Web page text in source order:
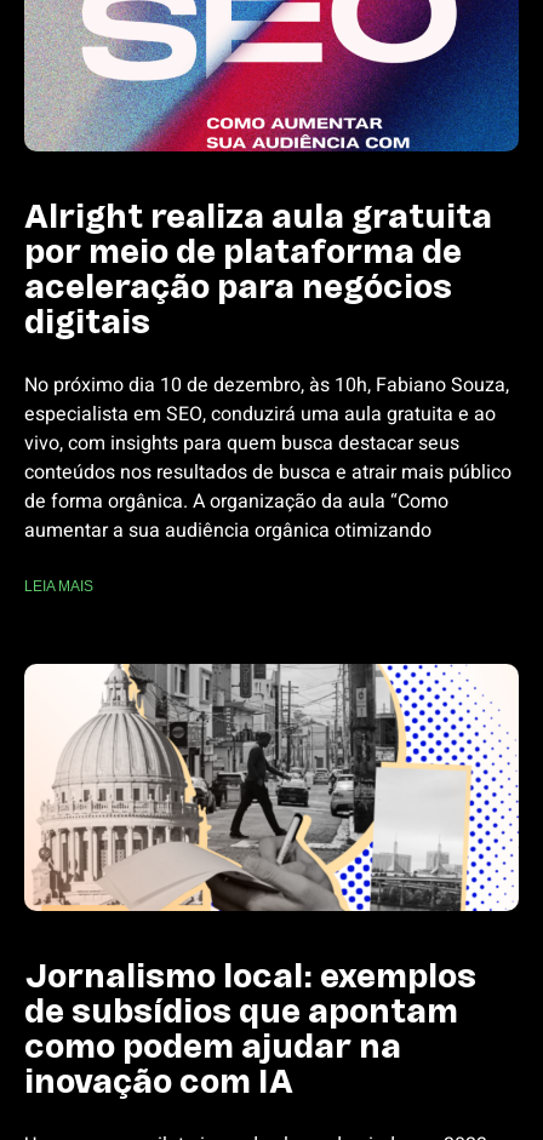
Alright realiza aula gratuita
por meio de plataforma de
aceleração para negócios
digitais
No próximo dia 10 de dezembro, às 10h, Fabiano Souza,
especialista em SEO, conduzirá uma aula gratuita e ao
vivo, com insights para quem busca destacar seus
conteúdos nos resultados de busca e atrair mais público
de forma orgânica. A organização da aula “Como
aumentar a sua audiência orgânica otimizando
LEIA MAIS
Jornalismo local: exemplos
de subsídios que apontam
como podem ajudar na
inovação com IA